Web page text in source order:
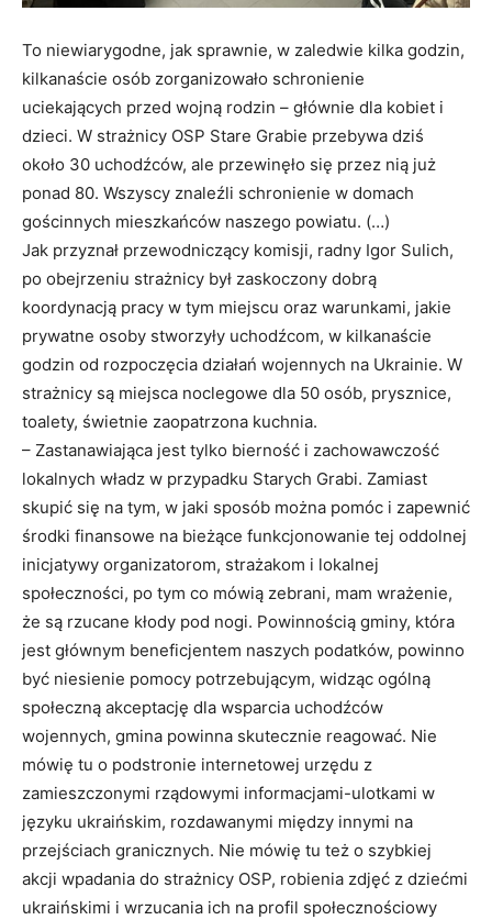
To niewiarygodne, jak sprawnie, w zaledwie kilka godzin,
kilkanaście osób zorganizowało schronienie
uciekających przed wojną rodzin – głównie dla kobiet i
dzieci. W strażnicy OSP Stare Grabie przebywa dziś
około 30 uchodźców, ale przewinęło się przez nią już
ponad 80. Wszyscy znaleźli schronienie w domach
gościnnych mieszkańców naszego powiatu. (…)
Jak przyznał przewodniczący komisji, radny Igor Sulich,
po obejrzeniu strażnicy był zaskoczony dobrą
koordynacją pracy w tym miejscu oraz warunkami, jakie
prywatne osoby stworzyły uchodźcom, w kilkanaście
godzin od rozpoczęcia działań wojennych na Ukrainie. W
strażnicy są miejsca noclegowe dla 50 osób, prysznice,
toalety, świetnie zaopatrzona kuchnia.
– Zastanawiająca jest tylko bierność i zachowawczość
lokalnych władz w przypadku Starych Grabi. Zamiast
skupić się na tym, w jaki sposób można pomóc i zapewnić
środki finansowe na bieżące funkcjonowanie tej oddolnej
inicjatywy organizatorom, strażakom i lokalnej
społeczności, po tym co mówią zebrani, mam wrażenie,
że są rzucane kłody pod nogi. Powinnością gminy, która
jest głównym beneficjentem naszych podatków, powinno
być niesienie pomocy potrzebującym, widząc ogólną
społeczną akceptację dla wsparcia uchodźców
wojennych, gmina powinna skutecznie reagować. Nie
mówię tu o podstronie internetowej urzędu z
zamieszczonymi rządowymi informacjami-ulotkami w
języku ukraińskim, rozdawanymi między innymi na
przejściach granicznych. Nie mówię tu też o szybkiej
akcji wpadania do strażnicy OSP, robienia zdjęć z dziećmi
ukraińskimi i wrzucania ich na profil społecznościowy